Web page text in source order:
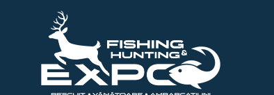
INSCRIERE